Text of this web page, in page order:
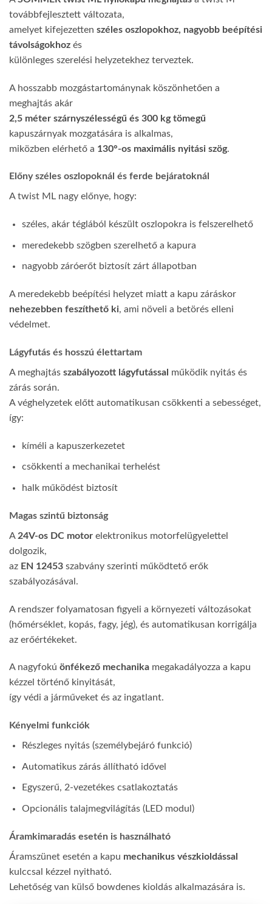
továbbfejlesztett változata,
amelyet kifejezetten széles oszlopokhoz, nagyobb beépítési
távolságokhoz és
különleges szerelési helyzetekhez terveztek.
A hosszabb mozgástartománynak köszönhetően a
meghajtás akár
2,5 méter szárnyszélességű és 300 kg tömegű
kapuszárnyak mozgatására is alkalmas,
miközben elérhető a 130°-os maximális nyitási szög.
Előny széles oszlopoknál és ferde bejáratoknál
A twist ML nagy előnye, hogy:
széles, akár téglából készült oszlopokra is felszerelhető
meredekebb szögben szerelhető a kapura
nagyobb záróerőt biztosít zárt állapotban
A meredekebb beépítési helyzet miatt a kapu záráskor
nehezebben feszíthető ki, ami növeli a betörés elleni
védelmet.
Lágyfutás és hosszú élettartam
A meghajtás szabályozott lágyfutással működik nyitás és
zárás során.
A véghelyzetek előtt automatikusan csökkenti a sebességet,
így:
kíméli a kapuszerkezetet
csökkenti a mechanikai terhelést
halk működést biztosít
Magas szintű biztonság
A 24V-os DC motor elektronikus motorfelügyelettel
dolgozik,
az EN 12453 szabvány szerinti működtető erők
szabályozásával.
A rendszer folyamatosan figyeli a környezeti változásokat
(hőmérséklet, kopás, fagy, jég), és automatikusan korrigálja
az erőértékeket.
A nagyfokú önfékező mechanika megakadályozza a kapu
kézzel történő kinyitását,
így védi a járműveket és az ingatlant.
Kényelmi funkciók
Részleges nyitás (személybejáró funkció)
Automatikus zárás állítható idővel
Egyszerű, 2-vezetékes csatlakoztatás
Opcionális talajmegvilágítás (LED modul)
Áramkimaradás esetén is használható
Áramszünet esetén a kapu mechanikus vészkioldással
kulccsal kézzel nyitható.
Lehetőség van külső bowdenes kioldás alkalmazására is.